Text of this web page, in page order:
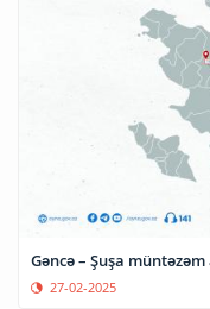
Gəncə – Şuşa
27-02-2025